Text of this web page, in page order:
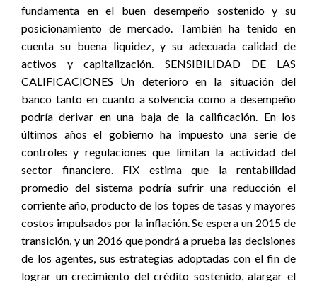
fundamenta en el buen desempeño sostenido y su
posicionamiento de mercado. También ha tenido en
cuenta su buena liquidez, y su adecuada calidad de
activos y capitalización. SENSIBILIDAD DE LAS
CALIFICACIONES Un deterioro en la situación del
banco tanto en cuanto a solvencia como a desempeño
podría derivar en una baja de la calificación. En los
últimos años el gobierno ha impuesto una serie de
controles y regulaciones que limitan la actividad del
sector financiero. FIX estima que la rentabilidad
promedio del sistema podría sufrir una reducción el
corriente año, producto de los topes de tasas y mayores
costos impulsados por la inflación. Se espera un 2015 de
transición, y un 2016 que pondrá a prueba las decisiones
de los agentes, sus estrategias adoptadas con el fin de
lograr un crecimiento del crédito sostenido, alargar el